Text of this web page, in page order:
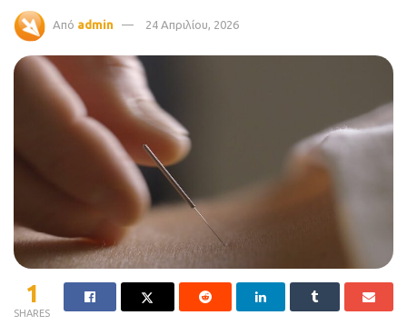
Από admin 24 Απριλίου, 2026
1
SHARES